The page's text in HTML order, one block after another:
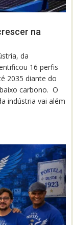
na
da
16 perfis
2035 diante do
carbono. O
indústria vai além